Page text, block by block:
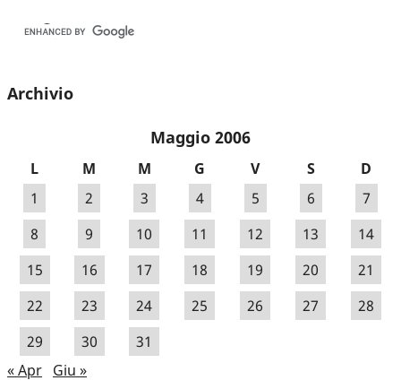
Archivio
Maggio 2006
L M M G V S
D
1
2 3 4 5 6
7
8
9 10 11 12 13
14
15
16 17 18 19 20
21
22
23 24 25 26 27
28
29
30
31
« Apr Giu »